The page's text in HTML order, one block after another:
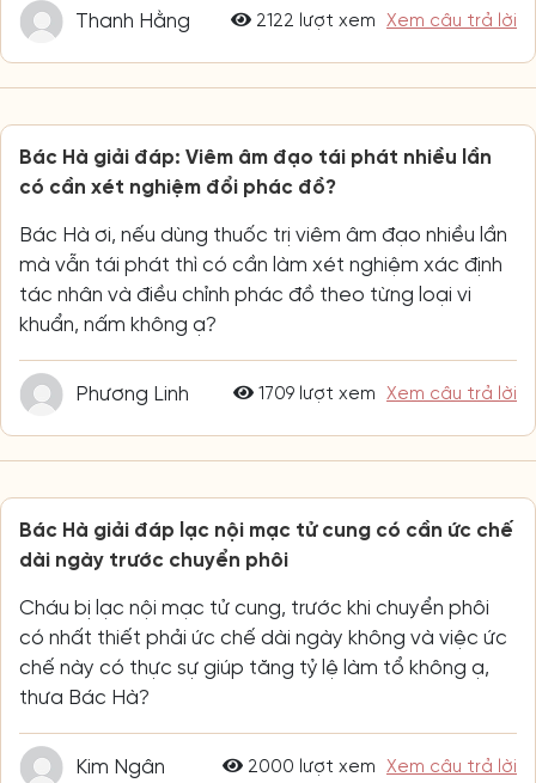
Thanh Hằng 2122 lượt xem Xem câu trả lời
Bác Hà giải đáp: Viêm âm đạo tái phát nhiều lần
có cần xét nghiệm đổi phác đồ?
Bác Hà ơi, nếu dùng thuốc trị viêm âm đạo nhiều lần
mà vẫn tái phát thì có cần làm xét nghiệm xác định
tác nhân và điều chỉnh phác đồ theo từng loại vi
khuẩn, nấm không ạ?
Phương Linh 1709 lượt xem Xem câu trả lời
Bác Hà giải đáp lạc nội mạc tử cung có cần ức chế
dài ngày trước chuyển phôi
Cháu bị lạc nội mạc tử cung, trước khi chuyển phôi
có nhất thiết phải ức chế dài ngày không và việc ức
chế này có thực sự giúp tăng tỷ lệ làm tổ không ạ,
thưa Bác Hà?
Kim Ngân 2000 lượt xem Xem câu trả lời